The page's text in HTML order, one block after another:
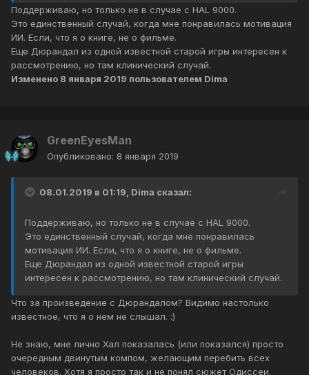
Поддерживаю, но только не в случае с HAL 9000.
Это единственный случай, когда мне понравилась мотивация
ИИ. Если, что я о книге, не о фильме.
Еще Дюрандал из одной известной старой игры интересен к
рассмотрению, но там клинический случай.
Изменено 8 января 2019 пользователем Dima
GreenEyesMan
Опубликовано: 8 января 2019
08.01.2019 в 01:19, Dima сказал:
Поддерживаю, но только не в случае с HAL 9000.
Это единственный случай, когда мне понравилась
мотивация ИИ. Если, что я о книге, не о фильме.
Еще Дюрандал из одной известной старой игры
интересен к рассмотрению, но там клинический случай.
Что за произведение с Дюрандалом? Видимо настолько
известное, что я о нем не слышал. :)
Не знаю, мне лично Хал показалась (или показался) просто
очередным двинутым компом, желающим перебить всех
человеков. Хотя я просто так и не понял сюжет Одиссеи.